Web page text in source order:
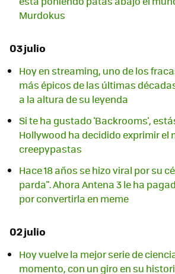
Murdokus
03 julio
Hoy en streaming, uno de los
más épicos de las últimas
a la altura de su leyenda
Si te ha gustado 'Backrooms',
Hollywood ha decidido exprimir el
creepypastas
Hace 18 años se hizo viral por su
parda". Ahora Antena 3 le ha
por convertirla en meme
02 julio
Hoy vuelve la mejor serie de
momento, con un giro en su